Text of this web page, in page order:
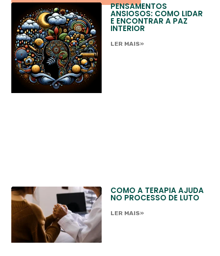
PENSAMENTOS
ANSIOSOS: COMO LIDAR
E ENCONTRAR A PAZ
INTERIOR
LER MAIS»
COMO A TERAPIA AJUDA
NO PROCESSO DE LUTO
LER MAIS»